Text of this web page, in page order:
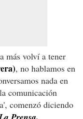
más volví a tener
, no hablamos en
nada en
comunicación
comenzó diciendo